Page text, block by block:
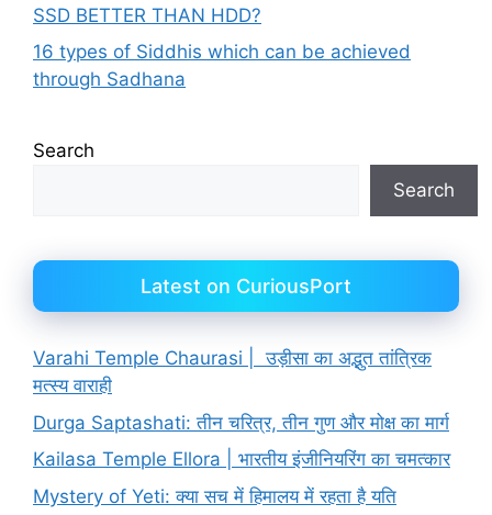
SSD BETTER THAN HDD?
16 types of Siddhis which can be achieved
through Sadhana
Search
Search
Latest on CuriousPort
Varahi Temple Chaurasi | उड़ीसा का अद्भुत तांत्रिक
मत्स्य वाराही
Durga Saptashati: तीन चरित्र, तीन गुण और मोक्ष का मार्ग
Kailasa Temple Ellora | भारतीय इंजीनियरिंग का चमत्कार
Mystery of Yeti: क्या सच में हिमालय में रहता है यति